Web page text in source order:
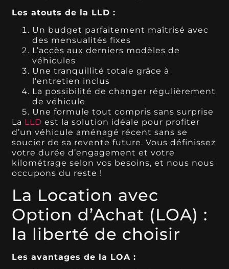
Les atouts de la LLD :
Un budget parfaitement maîtrisé avec
des mensualités fixes
L’accès aux derniers modèles de
véhicules
Une tranquillité totale grâce à
l’entretien inclus
La possibilité de changer régulièrement
de véhicule
Une formule tout compris sans surprise
La LLD est la solution idéale pour profiter
d’un véhicule aménagé récent sans se
soucier de sa revente future. Vous définissez
votre durée d’engagement et votre
kilométrage selon vos besoins, et nous nous
occupons du reste !
La Location avec
Option d’Achat (LOA) :
la liberté de choisir
Les avantages de la LOA :